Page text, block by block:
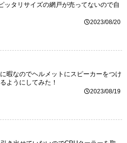
ッタリサイズの網戸が売ってないので自
2023/08/20
暇なのでヘルメットにスピーカーをつけ
ようにしてみた！
2023/08/19